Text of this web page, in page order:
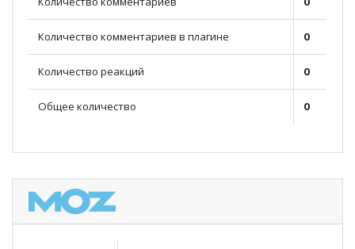
Количество комментариев в плагине 0
Количество реакций 0
Общее количество 0